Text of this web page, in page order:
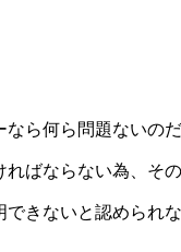
ら何ら問題ないの
ばならない為、そ
きないと認められな